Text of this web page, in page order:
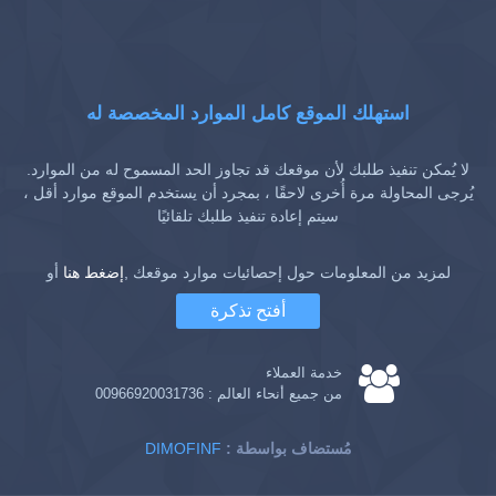
استهلك الموقع كامل الموارد المخصصة له
لا يُمكن تنفيذ طلبك لأن موقعك قد تجاوز الحد المسموح له من الموارد.
يُرجى المحاولة مرة أُخرى لاحقًا ، بمجرد أن يستخدم الموقع موارد أقل ،
سيتم إعادة تنفيذ طلبك تلقائيًا
لمزيد من المعلومات حول إحصائيات موارد موقعك ,إضغط هنا أو
أفتح تذكرة
خدمة العملاء
من جميع أنحاء العالم : 00966920031736
DIMOFINF : مُستضاف بواسطة